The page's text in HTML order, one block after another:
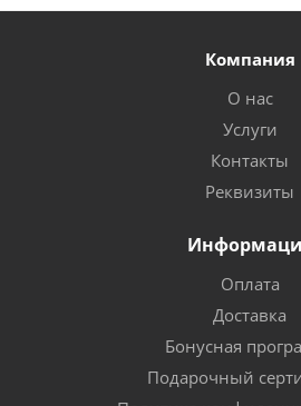
Компания
О нас
Услуги
Контакты
Реквизиты
Оплата
Доставка
Бонусная
Подарочный